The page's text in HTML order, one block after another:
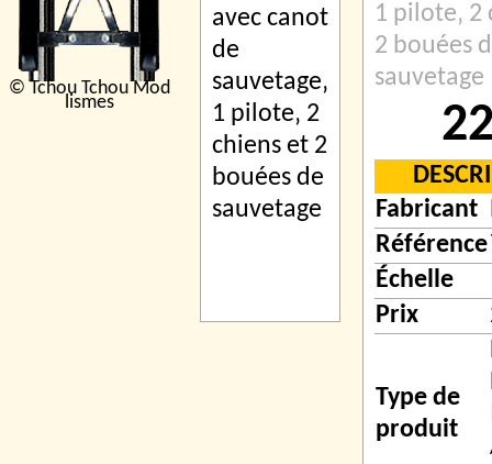
© Tchou Tchou Mod
lismes
1 pilote‚ 2
2 bouées
sauvetage
Fabricant
Référence
Échelle
Prix
Type de
produit